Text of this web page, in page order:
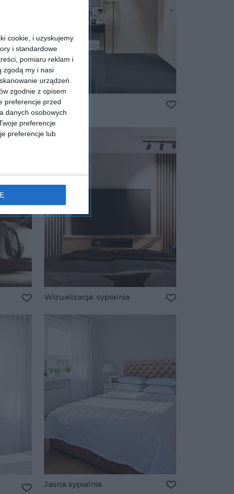
cookie, i uzyskujemy
i standardowe
pomiaru reklam i
zgodą my i nasi
urządzeń.
zgodnie z opisem
preferencje przed
danych osobowych
preferencje
preferencje lub
Dodaj do ulubionych
Sypialnia
Wizualizacja: sypialnia
Jasna sypialnia